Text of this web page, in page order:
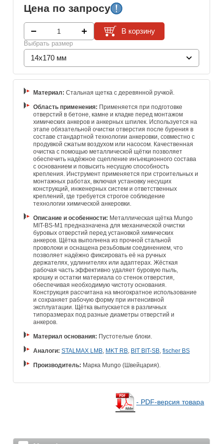
Цена по запросу
Выбрать размер
14x170 мм
В корзину
Материал: Стальная щетка с деревянной ручкой.
Область применения: Применяется при подготовке
отверстий в бетоне, камне и кладке перед монтажом
химических анкеров и анкерных шпилек. Используется на
этапе обязательной очистки отверстия после бурения в
составе стандартной технологии анкеровки, совместно с
продувкой сжатым воздухом или насосом. Качественная
очистка с помощью металлической щётки позволяет
обеспечить надёжное сцепление инъекционного состава
с основанием и повысить несущую способность
крепления. Инструмент применяется при строительных и
монтажных работах, включая установку несущих
конструкций, инженерных систем и ответственных
креплений, где требуется строгое соблюдение
технологии химической анкеровки.
Описание и особенности: Металлическая щётка Mungo
MIT-BS-M1 предназначена для механической очистки
буровых отверстий перед установкой химических
анкеров. Щётка выполнена из прочной стальной
проволоки и оснащена резьбовым соединением, что
позволяет надёжно фиксировать её на ручных
держателях, удлинителях или адаптерах. Жёсткая
рабочая часть эффективно удаляет буровую пыль,
крошку и остатки материала со стенок отверстия,
обеспечивая необходимую чистоту основания.
Конструкция рассчитана на многократное использование
и сохраняет рабочую форму при интенсивной
эксплуатации. Щётка выпускается в различных
типоразмерах под разные диаметры отверстий и
анкеров.
Материал основания: Пустотелые блоки.
Аналоги: STALMAX LMB MKT RB BIT BIT-SB fischer BS
Производитель: Марка Mungo (Швейцария).
- PDF-версия товара